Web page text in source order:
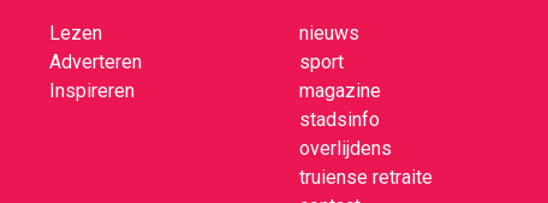
Lezen
Adverteren
Inspireren
nieuws
sport
magazine
stadsinfo
overlijdens
truiense retraite